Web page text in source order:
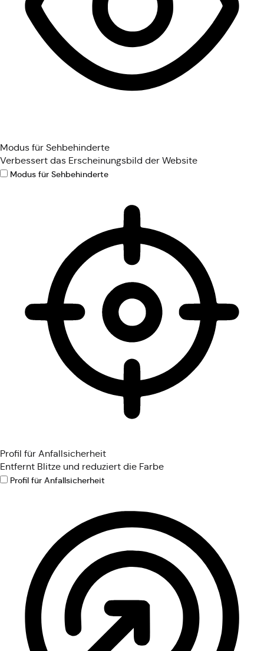
Modus für Sehbehinderte
Verbessert das Erscheinungsbild der Website
Modus für Sehbehinderte
Profil für Anfallsicherheit
Entfernt Blitze und reduziert die Farbe
Profil für Anfallsicherheit